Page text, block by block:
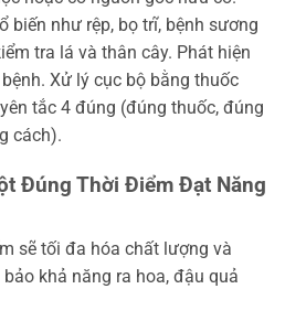
biến như rệp, bọ trĩ, bệnh sương
tra lá và thân cây. Phát hiện
Xử lý cục bộ bằng thuốc
tắc 4 đúng (đúng thuốc, đúng
cách).
Đúng Thời Điểm Đạt Năng
sẽ tối đa hóa chất lượng và
khả năng ra hoa, đậu quả